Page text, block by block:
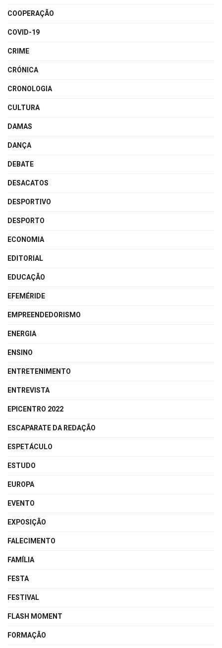
COOPERAÇÃO
COVID-19
CRIME
CRÓNICA
CRONOLOGIA
CULTURA
DAMAS
DANÇA
DEBATE
DESACATOS
DESPORTIVO
DESPORTO
ECONOMIA
EDITORIAL
EDUCAÇÃO
EFEMÉRIDE
EMPREENDEDORISMO
ENERGIA
ENSINO
ENTRETENIMENTO
ENTREVISTA
EPICENTRO 2022
ESCAPARATE DA REDAÇÃO
ESPETÁCULO
ESTUDO
EUROPA
EVENTO
EXPOSIÇÃO
FALECIMENTO
FAMÍLIA
FESTA
FESTIVAL
FLASH MOMENT
FORMAÇÃO